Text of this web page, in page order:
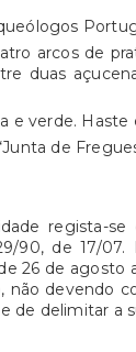
arcos de
duas
e verde. Haste
de
regista-
90, de 17/
26 de agosto
não devendo
de delimitar a